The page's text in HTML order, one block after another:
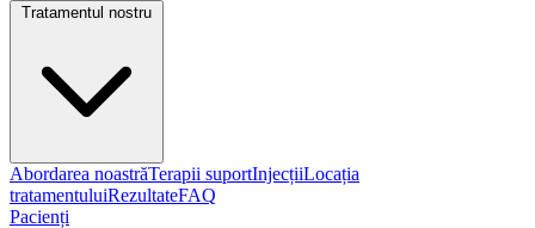
Abordarea noastrăTerapii suportInjecțiiLocația
tratamentuluiRezultateFAQ
Pacienți